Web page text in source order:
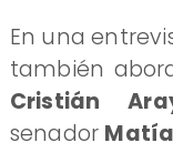
En una
también
Cristián
senador